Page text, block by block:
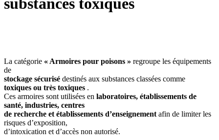
La catégorie « Armoires pour poisons » regroupe les équipements
de
stockage sécurisé destinés aux substances classées comme
toxiques ou très toxiques .
Ces armoires sont utilisées en laboratoires, établissements de
santé, industries, centres
de recherche et établissements d’enseignementafin de limiter les
risques d’exposition,
d’intoxication et d’accès non autorisé.